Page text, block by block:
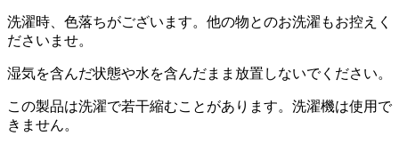
洗濯時、色落ちがございます。他の物とのお洗濯もお控えく
ださいませ。
湿気を含んだ状態や水を含んだまま放置しないでください。
この製品は洗濯で若干縮むことがあります。洗濯機は使用で
きません。